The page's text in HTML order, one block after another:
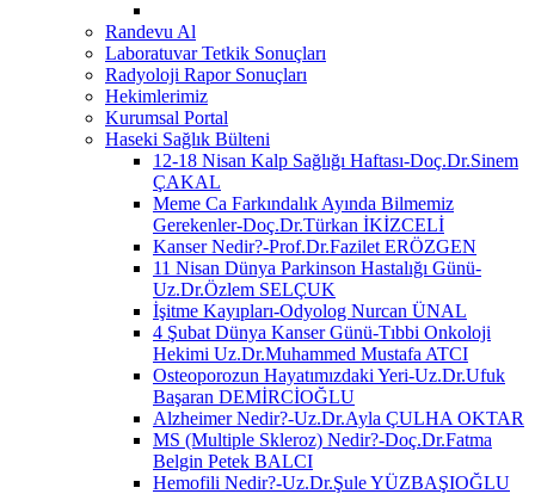
Randevu Al
Laboratuvar Tetkik Sonuçları
Radyoloji Rapor Sonuçları
Hekimlerimiz
Kurumsal Portal
Haseki Sağlık Bülteni
12-18 Nisan Kalp Sağlığı Haftası-Doç.Dr.Sinem
ÇAKAL
Meme Ca Farkındalık Ayında Bilmemiz
Gerekenler-Doç.Dr.Türkan İKİZCELİ
Kanser Nedir?-Prof.Dr.Fazilet ERÖZGEN
11 Nisan Dünya Parkinson Hastalığı Günü-
Uz.Dr.Özlem SELÇUK
İşitme Kayıpları-Odyolog Nurcan ÜNAL
4 Şubat Dünya Kanser Günü-Tıbbi Onkoloji
Hekimi Uz.Dr.Muhammed Mustafa ATCI
Osteoporozun Hayatımızdaki Yeri-Uz.Dr.Ufuk
Başaran DEMİRCİOĞLU
Alzheimer Nedir?-Uz.Dr.Ayla ÇULHA OKTAR
MS (Multiple Skleroz) Nedir?-Doç.Dr.Fatma
Belgin Petek BALCI
Hemofili Nedir?-Uz.Dr.Şule YÜZBAŞIOĞLU